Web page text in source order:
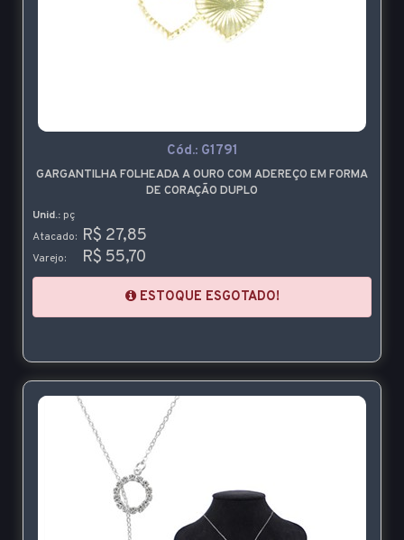
Cód.: G1791
GARGANTILHA FOLHEADA A OURO COM ADEREÇO EM FORMA
DE CORAÇÃO DUPLO
Unid.: pç
Atacado: R$ 27,85
Varejo: R$ 55,70
ESTOQUE ESGOTADO!